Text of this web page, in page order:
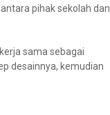
pihak sekolah dan
sama sebagai
desainnya, kemudian